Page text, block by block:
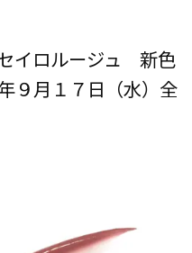
イロルージュ 新色
月１７日（水）全